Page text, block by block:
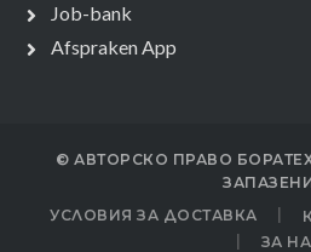
Job-bank
Afspraken App
© АВТОРСКО ПРАВО
УСЛОВИЯ ЗА ДОСТАВКА
ЗА